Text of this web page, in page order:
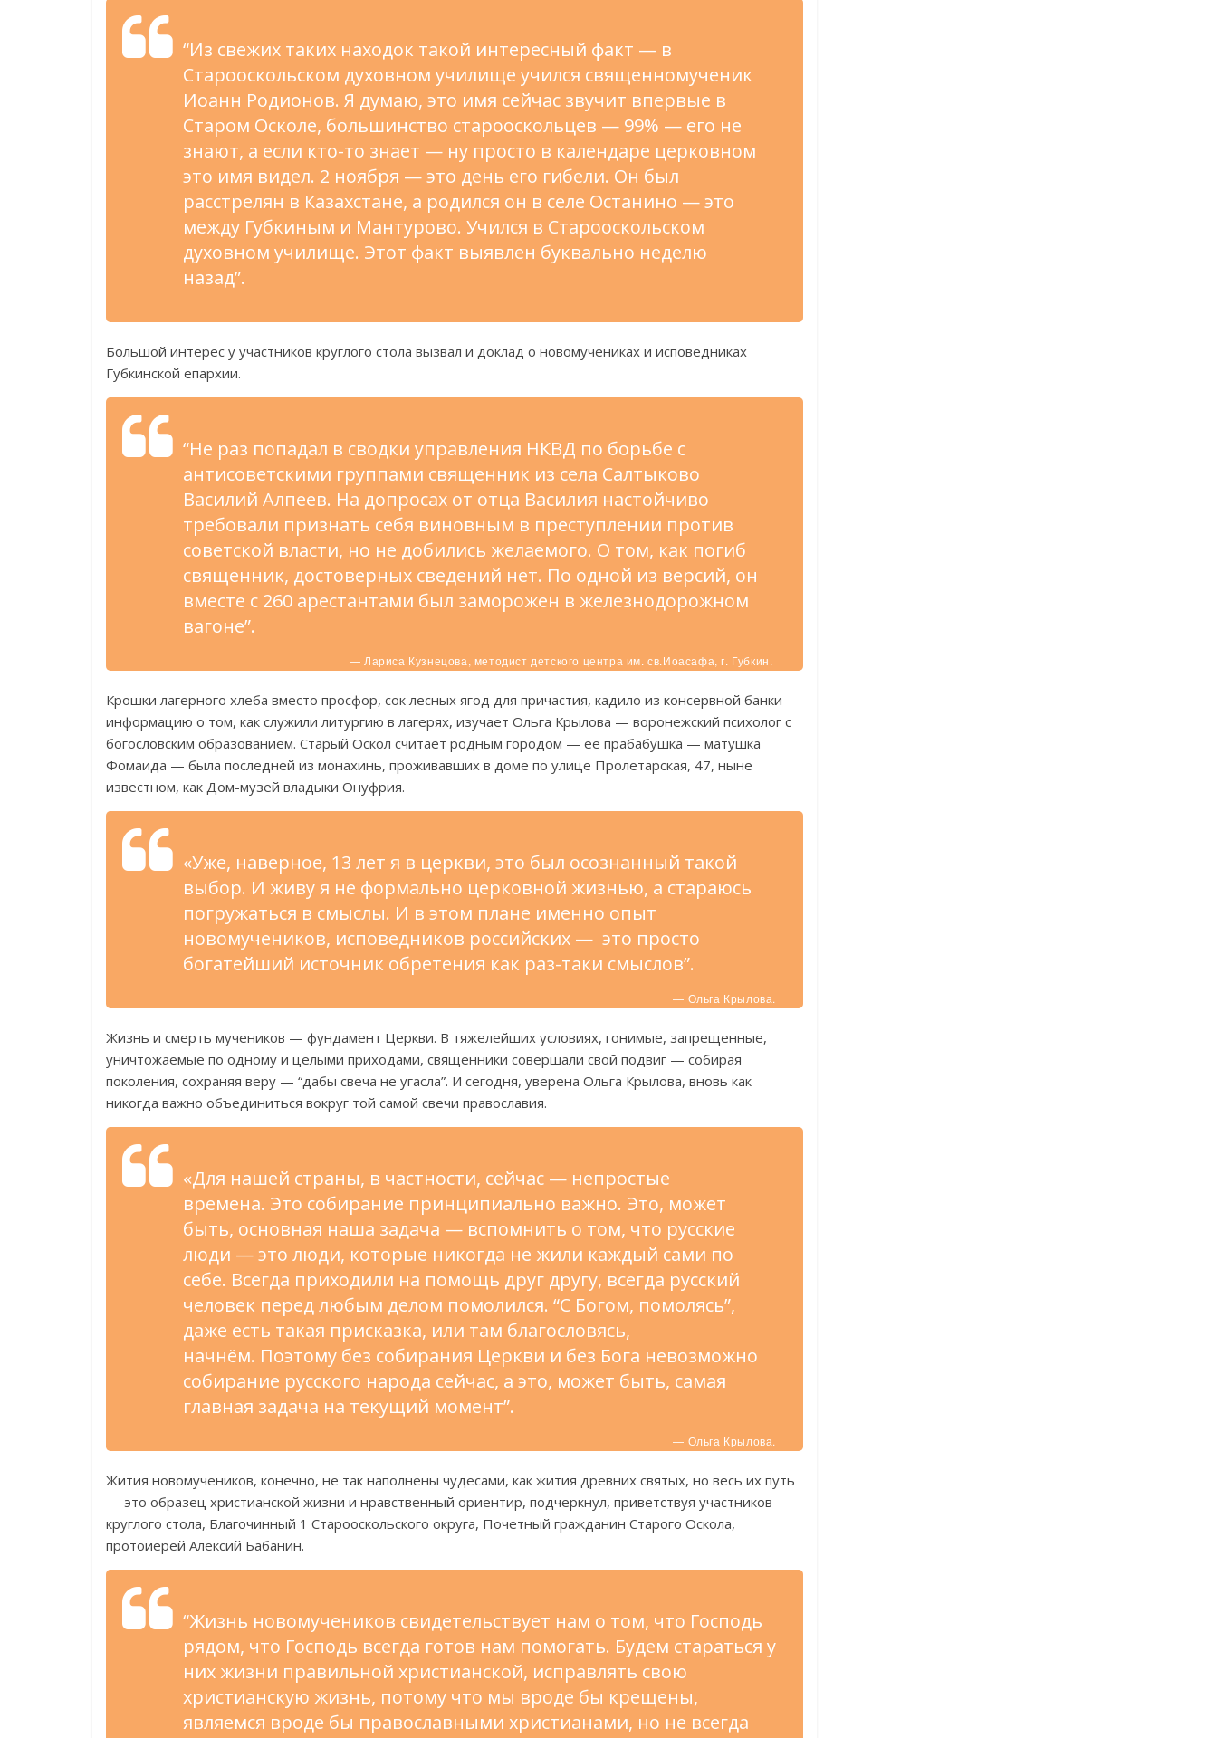
“Из свежих таких находок такой интересный факт — в
Старооскольском духовном училище учился священномученик
Иоанн Родионов. Я думаю, это имя сейчас звучит впервые в
Старом Осколе, большинство старооскольцев — 99% — его не
знают, а если кто-то знает — ну просто в календаре церковном
это имя видел. 2 ноября — это день его гибели. Он был
расстрелян в Казахстане, а родился он в селе Останино — это
между Губкиным и Мантурово. Учился в Старооскольском
духовном училище. Этот факт выявлен буквально неделю
назад”.
Большой интерес у участников круглого стола вызвал и доклад о новомучениках и исповедниках
Губкинской епархии.
“Не раз попадал в сводки управления НКВД по борьбе с
антисоветскими группами священник из села Салтыково
Василий Алпеев. На допросах от отца Василия настойчиво
требовали признать себя виновным в преступлении против
советской власти, но не добились желаемого. О том, как погиб
священник, достоверных сведений нет. По одной из версий, он
вместе с 260 арестантами был заморожен в железнодорожном
вагоне”.
— Лариса Кузнецова, методист детского центра им. св.Иоасафа, г. Губкин.
Крошки лагерного хлеба вместо просфор, сок лесных ягод для причастия, кадило из консервной банки —
информацию о том, как служили литургию в лагерях, изучает Ольга Крылова — воронежский психолог с
богословским образованием. Старый Оскол считает родным городом — ее прабабушка — матушка
Фомаида — была последней из монахинь, проживавших в доме по улице Пролетарская, 47, ныне
известном, как Дом-музей владыки Онуфрия.
«Уже, наверное, 13 лет я в церкви, это был осознанный такой
выбор. И живу я не формально церковной жизнью, а стараюсь
погружаться в смыслы. И в этом плане именно опыт
новомучеников, исповедников российских — это просто
богатейший источник обретения как раз-таки смыслов”.
— Ольга Крылова.
Жизнь и смерть мучеников — фундамент Церкви. В тяжелейших условиях, гонимые, запрещенные,
уничтожаемые по одному и целыми приходами, священники совершали свой подвиг — собирая
поколения, сохраняя веру — “дабы свеча не угасла”. И сегодня, уверена Ольга Крылова, вновь как
никогда важно объединиться вокруг той самой свечи православия.
«Для нашей страны, в частности, сейчас — непростые
времена. Это собирание принципиально важно. Это, может
быть, основная наша задача — вспомнить о том, что русские
люди — это люди, которые никогда не жили каждый сами по
себе. Всегда приходили на помощь друг другу, всегда русский
человек перед любым делом помолился. “С Богом, помолясь”,
даже есть такая присказка, или там благословясь,
начнём. Поэтому без собирания Церкви и без Бога невозможно
собирание русского народа сейчас, а это, может быть, самая
главная задача на текущий момент”.
— Ольга Крылова.
Жития новомучеников, конечно, не так наполнены чудесами, как жития древних святых, но весь их путь
— это образец христианской жизни и нравственный ориентир, подчеркнул, приветствуя участников
круглого стола, Благочинный 1 Старооскольского округа, Почетный гражданин Старого Оскола,
протоиерей Алексий Бабанин.
“Жизнь новомучеников свидетельствует нам о том, что Господь
рядом, что Господь всегда готов нам помогать. Будем стараться у
них жизни правильной христианской, исправлять свою
христианскую жизнь, потому что мы вроде бы крещены,
являемся вроде бы православными христианами, но не всегда